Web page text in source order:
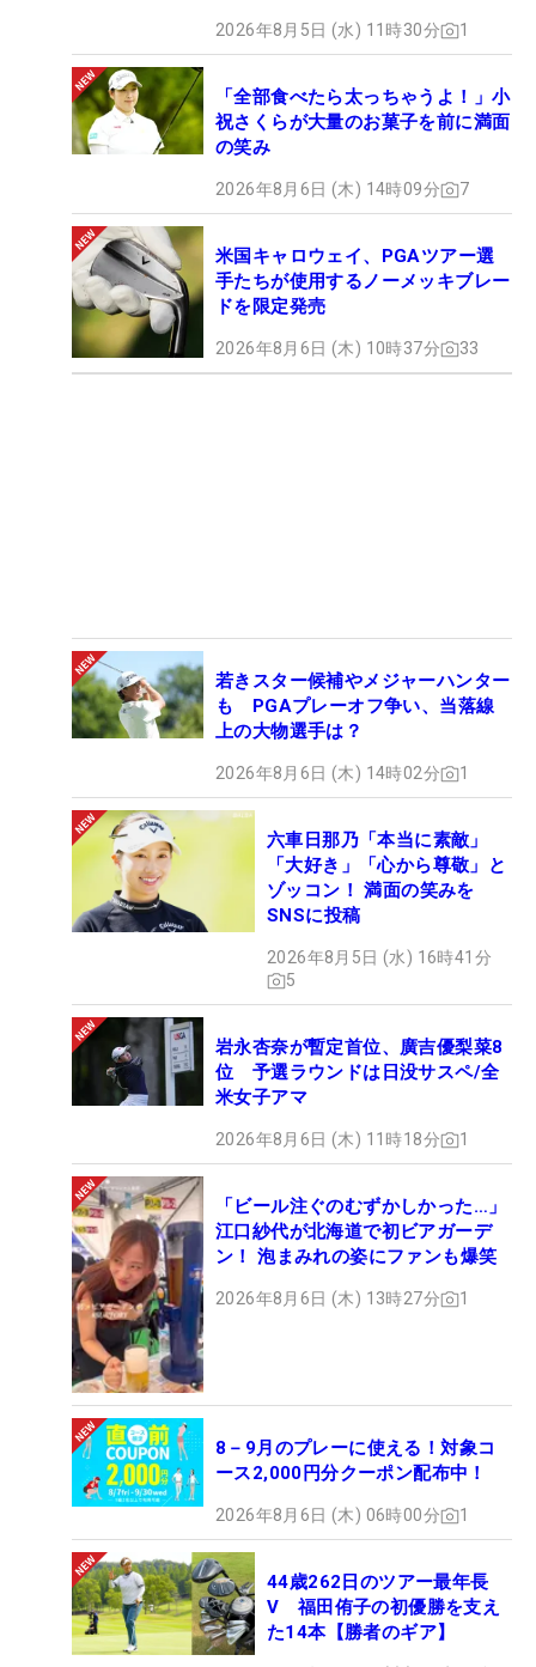
2026年8月5日 (水) 11時30分 1
「全部食べたら太っちゃうよ！」小
祝さくらが大量のお菓子を前に満面
の笑み
2026年8月6日 (木) 14時09分 7
米国キャロウェイ、PGAツアー選
手たちが使用するノーメッキブレー
ドを限定発売
2026年8月6日 (木) 10時37分 33
若きスター候補やメジャーハンター
も PGAプレーオフ争い、当落線
上の大物選手は？
2026年8月6日 (木) 14時02分 1
六車日那乃「本当に素敵」
「大好き」「心から尊敬」と
ゾッコン！ 満面の笑みを
SNSに投稿
2026年8月5日 (水) 16時41分
5
岩永杏奈が暫定首位、廣吉優梨菜8
位 予選ラウンドは日没サスペ/全
米女子アマ
2026年8月6日 (木) 11時18分 1
「ビール注ぐのむずかしかった…」
江口紗代が北海道で初ビアガーデ
ン！ 泡まみれの姿にファンも爆笑
2026年8月6日 (木) 13時27分 1
8－9月のプレーに使える！対象コ
ース2,000円分クーポン配布中！
2026年8月6日 (木) 06時00分 1
44歳262日のツアー最年長
V 福田侑子の初優勝を支え
た14本【勝者のギア】